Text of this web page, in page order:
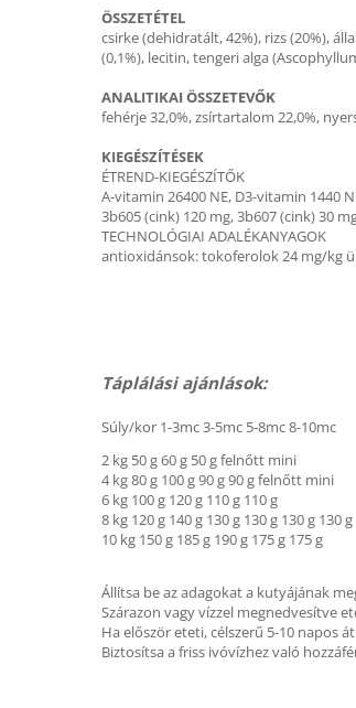
ÖSSZETÉTEL
csirke (dehidratált, 42%), rizs (20%),
(0,1%), lecitin, tengeri alga
ANALITIKAI ÖSSZETEVŐK
fehérje 32,0%, zsírtartalom 22,0%,
KIEGÉSZÍTÉSEK
ÉTREND-KIEGÉSZÍTŐK
A-vitamin 26400 NE, D3-vitamin 1440
3b605 (cink) 120 mg, 3b607 (cink) 30
TECHNOLÓGIAI ADALÉKANYAGOK
antioxidánsok: tokoferolok 24 mg/kg
Táplálási ajánlások:
Súly/kor 1-3mc 3-5mc 5-8mc 8-10mc
2 kg 50 g 60 g 50 g felnőtt mini
4 kg 80 g 100 g 90 g 90 g felnőtt mini
6 kg 100 g 120 g 110 g 110 g
8 kg 120 g 140 g 130 g 130 g 130 g 130 g
10 kg 150 g 185 g 190 g 175 g 175 g
Állítsa be az adagokat a kutyájának
Szárazon vagy vízzel megnedvesítve
Ha először eteti, célszerű 5-10 napos
Biztosítsa a friss ivóvízhez való